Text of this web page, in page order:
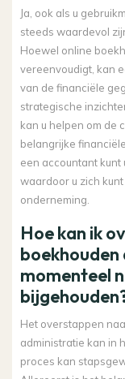
Ja, ook als u
steeds waardevol
Hoewel online
vereenvoudigt, kan
van de financiële
strategische
kan u helpen om de
belangrijke
een accountant kunt
waardoor u zich
onderneming.
Hoe kan ik
momenteel
Het overstappen
administratie kan in
proces kan